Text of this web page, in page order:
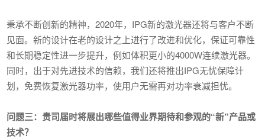
秉承不断创新的精神，2020年，IPG新的激光器还将与客户不断
见面。新的设计在老的设计之上进行了改进和优化，保证可靠性
和长期稳定性进一步提升，例如体积更小的4000W连续激光器。
同时，出于对先进技术的信赖，我们还将推出IPG无忧保障计
划，免费恢复激光器功率，使用户无需再对功率衰减担忧。
问题三：贵司届时将展出哪些值得业界期待和参观的“新”产品或
技术？